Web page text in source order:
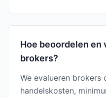
Hoe beoordelen en
brokers?
We evalueren brokers
handelskosten,